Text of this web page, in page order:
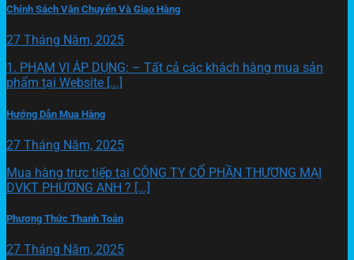
Chính Sách Vận Chuyển Và Giao Hàng
27 Tháng Năm, 2025
1. PHẠM VI ÁP DỤNG: – Tất cả các khách hàng mua sản
phẩm tại Website [...]
Hướng Dẫn Mua Hàng
27 Tháng Năm, 2025
Mua hàng trực tiếp tại CÔNG TY CỔ PHẦN THƯƠNG MẠI
DVKT PHƯƠNG ANH ? [...]
Phương Thức Thanh Toán
27 Tháng Năm, 2025